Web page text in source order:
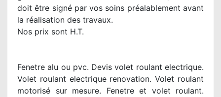
doit être signé par vos soins préalablement avant
la réalisation des travaux.
Nos prix sont H.T.
Fenetre alu ou pvc. Devis volet roulant electrique.
Volet roulant electrique renovation. Volet roulant
motorisé sur mesure. Fenetre et volet roulant.